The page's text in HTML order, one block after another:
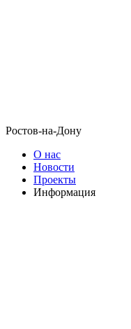
Ростов-на-Дону
О нас
Новости
Проекты
Информация